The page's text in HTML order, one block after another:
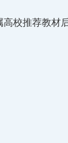
校推荐教材